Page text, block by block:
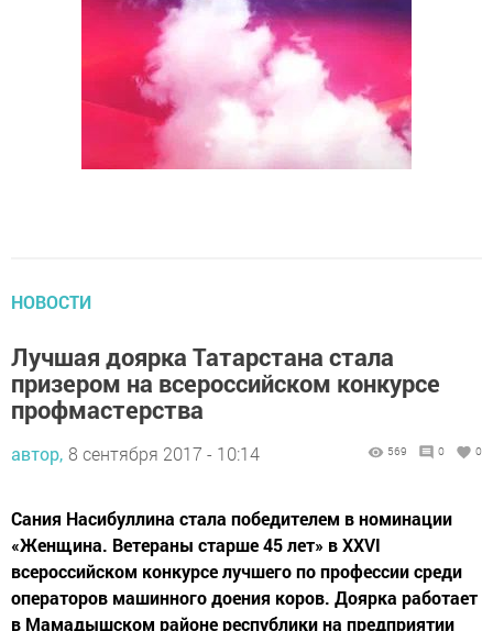
НОВОСТИ
Лучшая доярка Татарстана стала
призером на всероссийском конкурсе
профмастерства
автор, 8 сентября 2017 - 10:14 569 0 0
Сания Насибуллина стала победителем в номинации
«Женщина. Ветераны старше 45 лет» в XXVI
всероссийском конкурсе лучшего по профессии среди
операторов машинного доения коров. Доярка работает
в Мамадышском районе республики на предприятии